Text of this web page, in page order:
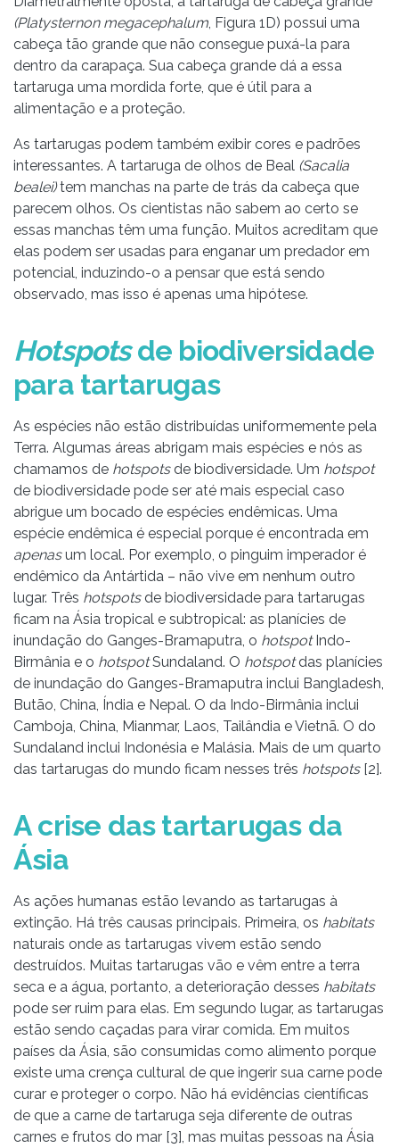
(Platysternon megacephalum , Figura 1D) possui uma
cabeça tão grande que não consegue puxá-la para
dentro da carapaça. Sua cabeça grande dá a essa
tartaruga uma mordida forte, que é útil para a
alimentação e a proteção.
As tartarugas podem também exibir cores e padrões
interessantes. A tartaruga de olhos de Beal (Sacalia
bealei)tem manchas na parte de trás da cabeça que
parecem olhos. Os cientistas não sabem ao certo se
essas manchas têm uma função. Muitos acreditam que
elas podem ser usadas para enganar um predador em
potencial, induzindo-o a pensar que está sendo
observado, mas isso é apenas uma hipótese.
Hotspotsde biodiversidade
para tartarugas
As espécies não estão distribuídas uniformemente pela
Terra. Algumas áreas abrigam mais espécies e nós as
chamamos de hotspotsde biodiversidade. Um hotspot
de biodiversidade pode ser até mais especial caso
abrigue um bocado de espécies endêmicas. Uma
espécie endêmica é especial porque é encontrada em
apenasum local. Por exemplo, o pinguim imperador é
endêmico da Antártida – não vive em nenhum outro
lugar. Três hotspotsde biodiversidade para tartarugas
ficam na Ásia tropical e subtropical: as planícies de
inundação do Ganges-Bramaputra, o hotspotIndo-
Birmânia e o hotspotSundaland. O hotspotdas planícies
de inundação do Ganges-Bramaputra inclui Bangladesh,
Butão, China, Índia e Nepal. O da Indo-Birmânia inclui
Camboja, China, Mianmar, Laos, Tailândia e Vietnã. O do
Sundaland inclui Indonésia e Malásia. Mais de um quarto
das tartarugas do mundo ficam nesses três hotspots[2].
A crise das tartarugas da
Ásia
As ações humanas estão levando as tartarugas à
extinção. Há três causas principais. Primeira, os habitats
naturais onde as tartarugas vivem estão sendo
destruídos. Muitas tartarugas vão e vêm entre a terra
seca e a água, portanto, a deterioração desses habitats
pode ser ruim para elas. Em segundo lugar, as tartarugas
estão sendo caçadas para virar comida. Em muitos
países da Ásia, são consumidas como alimento porque
existe uma crença cultural de que ingerir sua carne pode
curar e proteger o corpo. Não há evidências científicas
de que a carne de tartaruga seja diferente de outras
carnes e frutos do mar [3], mas muitas pessoas na Ásia